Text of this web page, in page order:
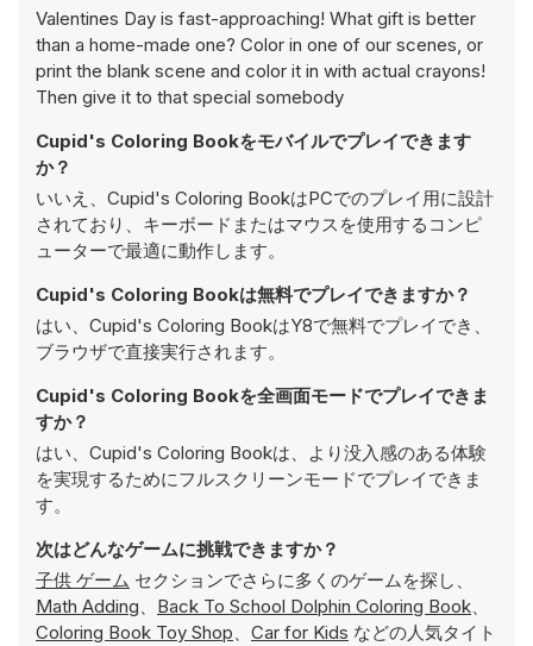
Valentines Day is fast-approaching! What gift is better
than a home-made one? Color in one of our scenes, or
print the blank scene and color it in with actual crayons!
Then give it to that special somebody
Cupid's Coloring Bookをモバイルでプレイできます
か？
いいえ、Cupid's Coloring BookはPCでのプレイ用に設計
されており、キーボードまたはマウスを使用するコンピ
ューターで最適に動作します。
Cupid's Coloring Bookは無料でプレイできますか？
はい、Cupid's Coloring BookはY8で無料でプレイでき、
ブラウザで直接実行されます。
Cupid's Coloring Bookを全画面モードでプレイできま
すか？
はい、Cupid's Coloring Bookは、より没入感のある体験
を実現するためにフルスクリーンモードでプレイできま
す。
次はどんなゲームに挑戦できますか？
子供 ゲーム セクションでさらに多くのゲームを探し、
Math Adding、 Back To School Dolphin Coloring Book、
Coloring Book Toy Shop、 Car for Kids などの人気タイト